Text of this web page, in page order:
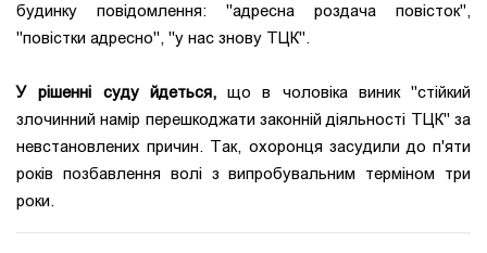
будинку повідомлення: "адресна роздача повісток",
"повістки адресно", "у нас знову ТЦК".
У рішенні суду йдеться,що в чоловіка виник "стійкий
злочинний намір перешкоджати законній діяльності ТЦК" за
невстановлених причин. Так, охоронця засудили до п'яти
років позбавлення волі з випробувальним терміном три
роки.